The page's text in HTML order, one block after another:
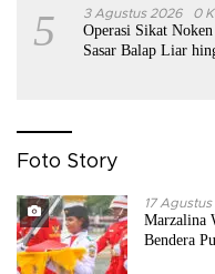
5 3 Agustus 2026 0
Operasi Sikat
Sasar Balap Liar
Foto Story
17
Marzalina
Bendera